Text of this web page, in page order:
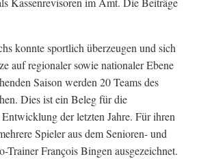
konnte sportlich überzeugen und sich
auf regionaler sowie nationaler Ebene
Saison werden 20 Teams des
Dies ist ein Beleg für die
der letzten Jahre. Für ihren
Spieler aus dem Senioren- und
Trainer François Bingen ausgezeichnet.